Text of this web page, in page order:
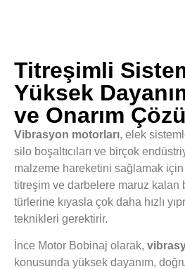
Titreşimli
Yüksek
ve Onarım
Vibrasyon motorları, elek
silo boşaltıcıları ve birçok
malzeme hareketini sağlamak için
titreşim ve darbelere maruz kalan
türlerine kıyasla çok daha hızlı
teknikleri gerektirir.
İnce Motor Bobinaj olarak,
konusunda yüksek dayanım,